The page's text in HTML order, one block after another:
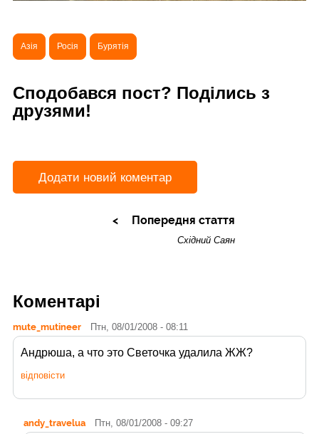
Азія Росія Бурятія
Сподобався пост? Поділись з
друзями!
Додати новий коментар
Попередня стаття
Східний Саян
Коментарі
mute_mutineer Птн, 08/01/2008 - 08:11
Андрюша, а что это Светочка удалила ЖЖ?
відповісти
andy_travelua Птн, 08/01/2008 - 09:27